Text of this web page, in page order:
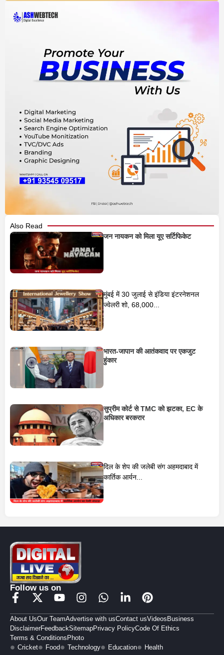
Also Read
जन नायकन को मिला यूए सर्टिफिकेट
मुंबई में 30 जुलाई से इंडिया इंटरनेशनल
ज्वेलरी शो, 68,000...
भारत-जापान की आतंकवाद पर एकजुट
हुंकार
सुप्रीम कोर्ट से TMC को झटका, EC के
अधिकार बरकरार
दिल के शेप की जलेबी संग अहमदाबाद में
कार्तिक आर्यन...
Follow us on
About UsOur TeamAdvertise with usContact usVideos Business
DisclaimerFeedbackSitemapPrivacy PolicyCode Of Ethics
Terms & Conditions Photo
Cricket
Food Technology Education Health